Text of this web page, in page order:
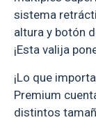
sistema
altura y botón
¡Esta valija
¡Lo que
Premium
distintos